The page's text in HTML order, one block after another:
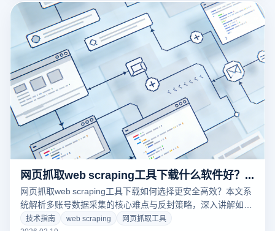
网页抓取web scraping工具下载什么软件好？多账号采集与反封策略指南
网页抓取web scraping工具下载如何选择更安全高效？本文系
统解析多账号数据采集的核心难点与反封策略，深入讲解如何
借助云登指纹浏览器实现浏览器环境隔离、IP绑定与真实用户
技术指南 web scraping
网页抓取工具